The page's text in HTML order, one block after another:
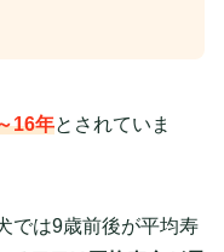
16年とされていま
では9歳前後が平均寿